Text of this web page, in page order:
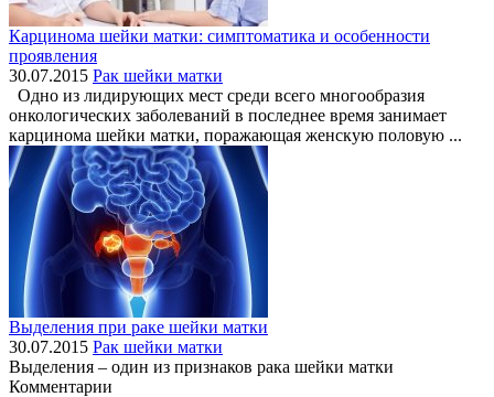
Карцинома шейки матки: симптоматика и особенности
проявления
30.07.2015 Рак шейки матки
Одно из лидирующих мест среди всего многообразия
онкологических заболеваний в последнее время занимает
карцинома шейки матки, поражающая женскую половую ...
Выделения при раке шейки матки
30.07.2015 Рак шейки матки
Выделения – один из признаков рака шейки матки
Комментарии